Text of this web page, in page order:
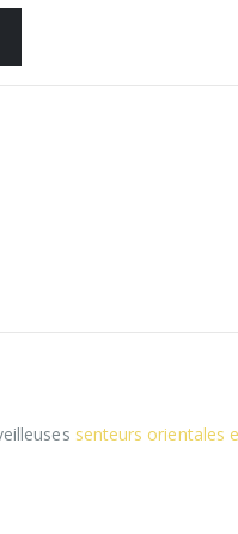
senteurs orientales